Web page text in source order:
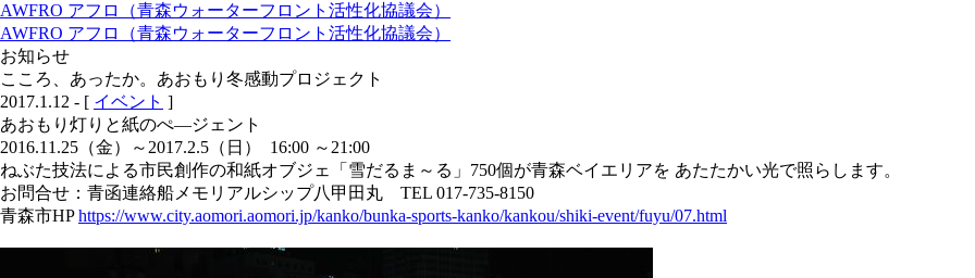
AWFRO アフロ（青森ウォーターフロント活性化協議会）
AWFRO アフロ（青森ウォーターフロント活性化協議会）
お知らせ
こころ、あったか。あおもり冬感動プロジェクト
2017.1.12 - [ イベント ]
あおもり灯りと紙のぺ―ジェント
2016.11.25（金）～2017.2.5（日） 16:00 ～21:00
ねぶた技法による市民創作の和紙オブジェ「雪だるま～る」750個が青森ベイエリアを あたたかい光で照らします。
お問合せ：青函連絡船メモリアルシップ八甲田丸 TEL 017-735-8150
青森市HPhttps://www.city.aomori.aomori.jp/kanko/bunka-sports-kanko/kankou/shiki-event/fuyu/07.html